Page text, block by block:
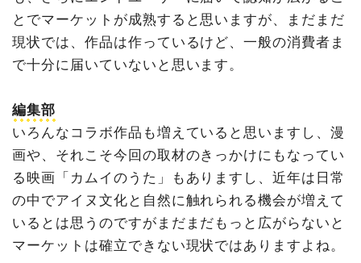
とでマーケットが成熟すると思いますが、まだまだ
現状では、作品は作っているけど、一般の消費者ま
で十分に届いていないと思います。
編集部
いろんなコラボ作品も増えていると思いますし、漫
画や、それこそ今回の取材のきっかけにもなってい
る映画「カムイのうた」もありますし、近年は日常
の中でアイヌ文化と自然に触れられる機会が増えて
いるとは思うのですがまだまだもっと広がらないと
マーケットは確立できない現状ではありますよね。